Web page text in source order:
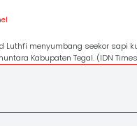
Luthfi menyumbang seekor sapi
Kabupaten Tegal. (IDN